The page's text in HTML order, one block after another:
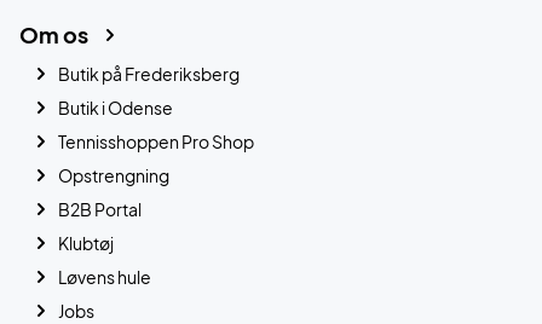
Om os
Butik på Frederiksberg
Butik i Odense
Tennisshoppen Pro Shop
Opstrengning
B2B Portal
Klubtøj
Løvens hule
Jobs